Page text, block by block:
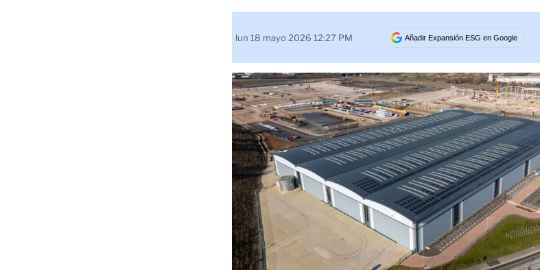
lun 18 mayo 2026 12:27 PM Añadir Expansión ESG en Google